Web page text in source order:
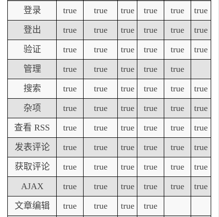
登录 true true true true true
true
登出
true true true true true
true
验证
true true true true true
true
管理
true true true true
true
搜索
true true true true true
true
杂项
true true true true true
true
查看 RSS
true true true true true
true
发表评论
true true true true true
true
获取评论
true true true true true
true
AJAX
true true true true true
true
文章编辑
true true true
true